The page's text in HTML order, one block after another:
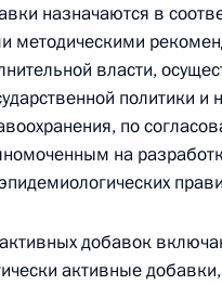
г. № 270-ФЗ
10 Федерального закона
г. № 244-ФЗ
назначаются в
методическими
власти,
политики
по
на
добавок
активные